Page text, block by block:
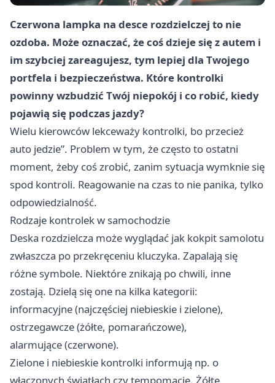
Czerwona lampka na desce rozdzielczej to nie
ozdoba. Może oznaczać, że coś dzieje się z autem i
im szybciej zareagujesz, tym lepiej dla Twojego
portfela i bezpieczeństwa. Które kontrolki
powinny wzbudzić Twój niepokój i co robić, kiedy
pojawią się podczas jazdy?
Wielu kierowców lekceważy kontrolki, bo przecież
auto jedzie”. Problem w tym, że często to ostatni
moment, żeby coś zrobić, zanim sytuacja wymknie się
spod kontroli. Reagowanie na czas to nie panika, tylko
odpowiedzialność.
Rodzaje kontrolek w samochodzie
Deska rozdzielcza może wyglądać jak kokpit samolotu
zwłaszcza po przekręceniu kluczyka. Zapalają się
różne symbole. Niektóre znikają po chwili, inne
zostają. Dzielą się one na kilka kategorii:
informacyjne (najczęściej niebieskie i zielone),
ostrzegawcze (żółte, pomarańczowe),
alarmujące (czerwone).
Zielone i niebieskie kontrolki informują np. o
włączonych światłach czy tempomacie. Żółte